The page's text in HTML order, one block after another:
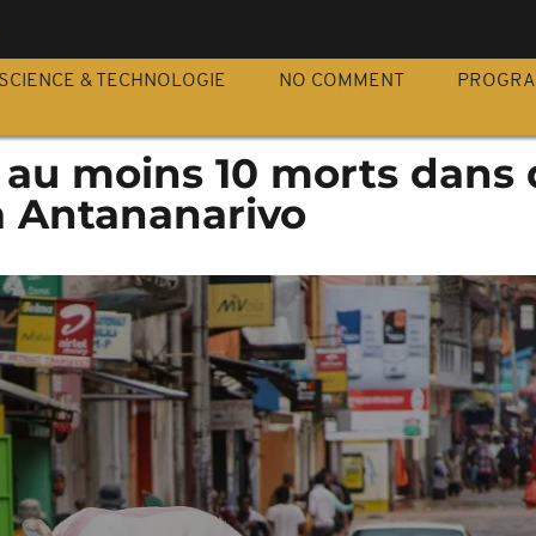
SCIENCE & TECHNOLOGIE NO COMMENT
moins 10 morts dans
Antananarivo